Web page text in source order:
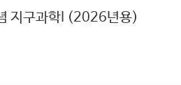
지구과학I (2026년용)